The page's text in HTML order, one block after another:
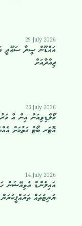
29 July 2026
އައްޑޫން ސީދާ ސަޢޫދީ
ޖިއްދާއަށް
23 July 2026
މޯލްޑިވިއަން އިން އާ
އޮޓަރ ބޯޓު ގަތުމަށް
14 July 2026
އައިލެންޑް އެވިއޭޝަން
ޔުނިޓުތައް